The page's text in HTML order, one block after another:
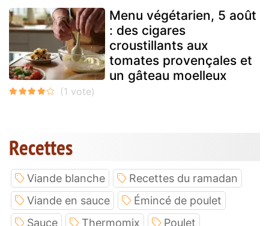
Menu végétarien, 5 août
: des cigares
croustillants aux
tomates provençales et
un gâteau moelleux
Recettes
Viande blanche
Recettes du ramadan
Viande en sauce
Émincé de poulet
Sauce
Thermomix
Poulet